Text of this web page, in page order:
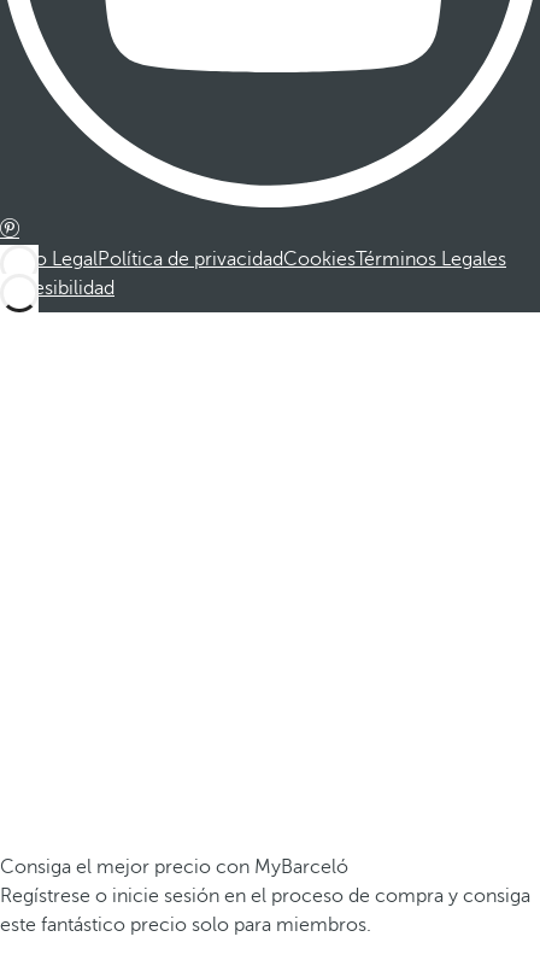
Aviso LegalPolítica de privacidadCookiesTérminos Legales
Accesibilidad
Consiga el mejor precio con MyBarceló
Regístrese o inicie sesión en el proceso de compra y consiga
este fantástico precio solo para miembros.